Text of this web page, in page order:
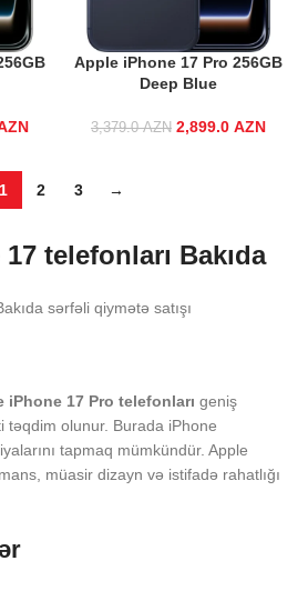
price
AZN.
Current price
Apple iPhone 17 Pro 256GB
Deep Blue
3,379.0AZN
Original price
2,899.0 AZN
1
2 3 →
telefonları Bakıda
sərfəli qiymətə satışı
iPhone 17 Pro telefonları geniş
təqdim olunur. Burada iPhone
tapmaq mümkündür. Apple
müasir dizayn və istifadə rahatlığı